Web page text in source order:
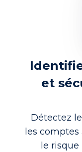
et
Détectez
les
le